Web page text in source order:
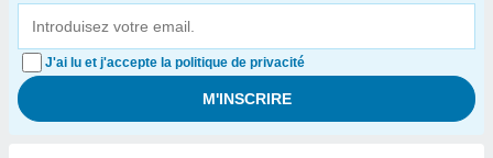
J'ai lu et j'accepte la politique de privacité